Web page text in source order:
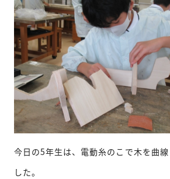
今日の5年生は、電動糸のこで木を曲
した。